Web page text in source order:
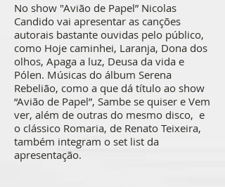
No show "Avião de Papel” Nicolas
Candido vai apresentar as canções
autorais bastante ouvidas pelo público,
como Hoje caminhei, Laranja, Dona dos
olhos, Apaga a luz, Deusa da vida e
Pólen. Músicas do álbum Serena
Rebelião, como a que dá título ao show
“Avião de Papel”, Sambe se quiser e Vem
ver, além de outras do mesmo disco, e
o clássico Romaria, de Renato Teixeira,
também integram o set list da
apresentação.